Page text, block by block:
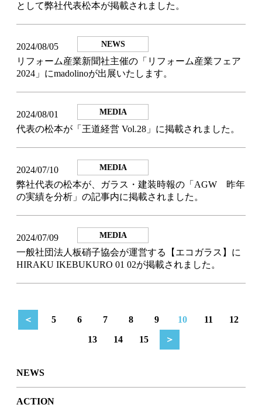
として弊社代表松本が掲載されました。
2024/08/05 NEWS
リフォーム産業新聞社主催の「リフォーム産業フェア
2024」にmadolinoが出展いたします。
2024/08/01 MEDIA
代表の松本が「王道経営 Vol.28」に掲載されました。
2024/07/10 MEDIA
弊社代表の松本が、ガラス・建装時報の「AGW 昨年
の実績を分析」の記事内に掲載されました。
2024/07/09 MEDIA
一般社団法人板硝子協会が運営する【エコガラス】に
HIRAKU IKEBUKURO 01 02が掲載されました。
＜ 5 6 7 8 9 10 11
12
13
14 15 ＞
NEWS
ACTION